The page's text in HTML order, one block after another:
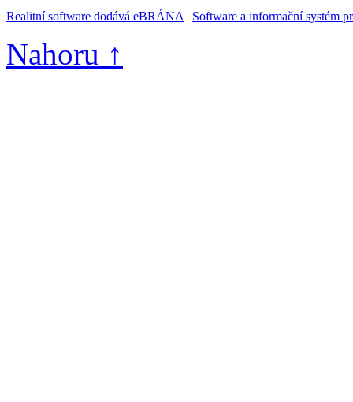
Realitní software dodává eBRÁNA | Software a informační systém
Nahoru ↑